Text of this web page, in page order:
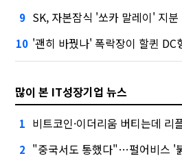
9 SK, 자본잠식 '쏘카 말레이' 지분
10 '괜히 바꿨나' 폭락장이 할퀸 DC형
많이 본 IT성장기업 뉴스
1 비트코인·이더리움 버티는데 리
2 "중국서도 통했다"…펄어비스 '